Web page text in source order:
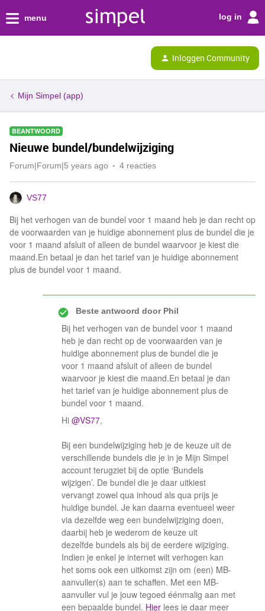
menu log in
Inloggen Community
Mijn Simpel (app)
BEANTWOORD
Nieuwe bundel/bundelwijziging
Forum|Forum|5 years ago 4 reacties
VS77
Bij het verhogen van de bundel voor 1 maand heb je dan recht op
de voorwaarden van je huidige abonnement plus de bundel die je
voor 1 maand afsluit of alleen de bundel waarvoor je kiest die
maand.En betaal je dan het tarief van je huidige abonnement
plus de bundel voor 1 maand.
Beste antwoord doorPhil
Bij het verhogen van de bundel voor 1 maand
heb je dan recht op de voorwaarden van je
huidige abonnement plus de bundel die je
voor 1 maand afsluit of alleen de bundel
waarvoor je kiest die maand.En betaal je dan
het tarief van je huidige abonnement plus de
bundel voor 1 maand.
Hi @VS77,
Bij een bundelwijziging heb je de keuze uit de
verschillende bundels die je in je Mijn Simpel
account terugziet bij de optie ‘Bundels
wijzigen’. De bundel die je daar uitkiest
vervangt zowel qua inhoud als qua prijs je
huidige bundel. Je kan daarna eventueel weer
via dezelfde weg een bundelwijziging doen,
daarbij heb je wederom de keuze uit
dezelfde bundels als bij de eerdere wijziging.
Indien je enkel je internet wilt verhogen kan
het soms ook een uitkomst zijn om (een) MB-
aanvuller(s) aan te schaffen. Met een MB-
aanvuller vul je jouw tegoed éénmalig aan met
een bepaalde bundel. Hier lees je daar meer